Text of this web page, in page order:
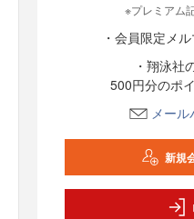
※プレミアム
・会員限定メ
・翔泳社
500円分のポ
メー
新規